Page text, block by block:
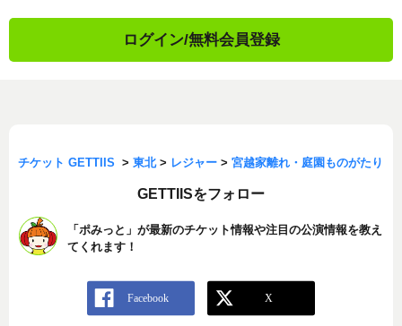
ログイン/無料会員登録
チケット GETTIIS > 東北> レジャー > 宮越家離れ・庭園ものがたり
GETTIISをフォロー
「ポみっと」が最新のチケット情報や注目の公演情報を教え
てくれます！